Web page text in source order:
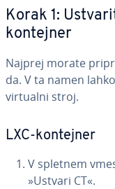
Korak 1:
kontejner
Najprej morate
da. V ta namen
virtualni stroj.
LXC-kontejner
V spletnem
»Ustvari CT«.